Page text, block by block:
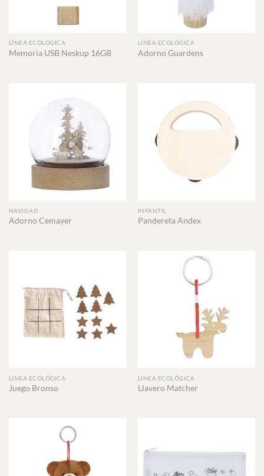
LÍNEA ECOLÓGICA
Memoria USB Neskup 16GB
LÍNEA ECOLÓGICA
Adorno Guardens
NAVIDAD
Adorno Cemayer
INFANTIL
Pandereta Andex
LÍNEA ECOLÓGICA
Juego Bronso
LÍNEA ECOLÓGICA
Llavero Matcher